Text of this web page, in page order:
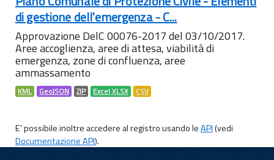
di gestione dell'emergenza - C...
Approvazione DelC 00076-2017 del 03/10/2017.
Aree accoglienza, aree di attesa, viabilità di
emergenza, zone di confluenza, aree
ammassamento
KML GeoJSON ZIP Excel XLSX CSV
E' possibile inoltre accedere al registro usando leAPI(vedi
Documentazione API).